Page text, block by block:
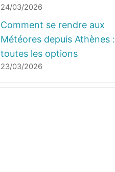
24/03/2026
Comment se rendre aux
Météores depuis Athènes :
toutes les options
23/03/2026